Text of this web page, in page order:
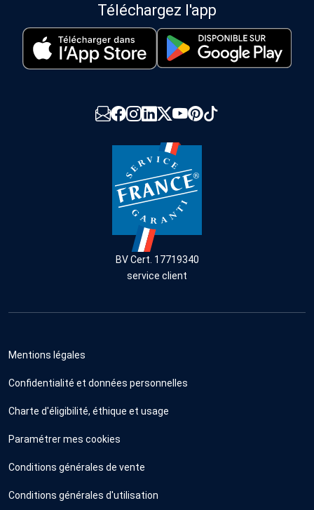
Téléchargez l'app
BV Cert. 17719340
service client
Mentions légales
Confidentialité et données personnelles
Charte d'éligibilité, éthique et usage
Paramétrer mes cookies
Conditions générales de vente
Conditions générales d'utilisation